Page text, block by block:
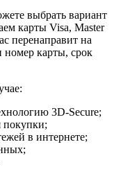
выбрать вариант
карты Visa, Master
перенаправит на
номер карты, срок
3D-Secure;
покупки;
в интернете;